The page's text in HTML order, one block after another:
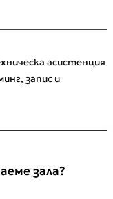
асистенция
запис и
зала?